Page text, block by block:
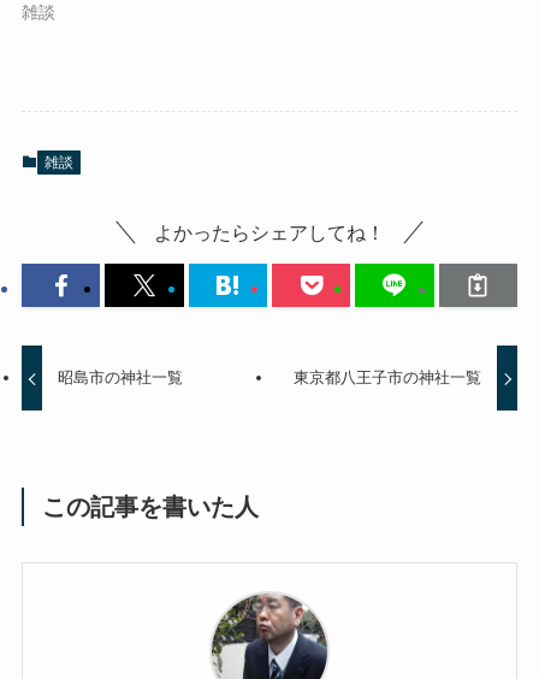
雑談
雑談
よかったらシェアしてね！
昭島市の神社一覧 東京都八王子市の神社一覧
この記事を書いた人